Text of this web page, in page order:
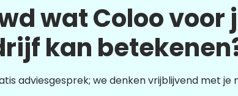
wat Coloo voor
kan
adviesgesprek; we denken vrijblijvend met je